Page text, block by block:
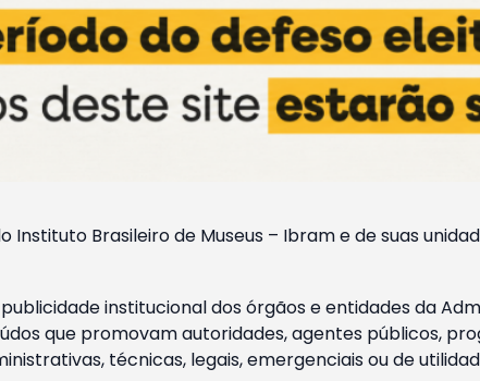
Brasileiro de Museus – Ibram e de suas
institucional dos órgãos e entidades da
que promovam autoridades, agentes públicos,
técnicas, legais, emergenciais ou de